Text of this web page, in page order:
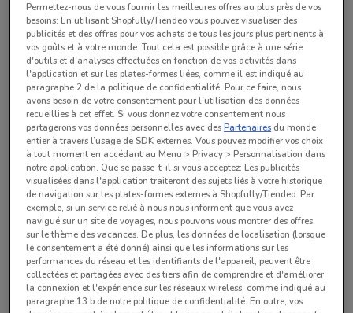
Aucun catalogue disponible pour le moment
Magasins L'univers du sommeil dans les environs
Permettez-nous de vous fournir les meilleures offres au plus près de vos
besoins: En utilisant Shopfully/Tiendeo vous pouvez visualiser des
publicités et des offres pour vos achats de tous les jours plus pertinents à
vos goûts et à votre monde. Tout cela est possible grâce à une série
d'outils et d'analyses effectuées en fonction de vos activités dans
l'application et sur les plates-formes liées, comme il est indiqué au
paragraphe 2 de la politique de confidentialité. Pour ce faire, nous
avons besoin de votre consentement pour l'utilisation des données
recueillies à cet effet. Si vous donnez votre consentement nous
partagerons vos données personnelles avec desPartenaires du monde
entier à travers l’usage de SDK externes. Vous pouvez modifier vos choix
à tout moment en accédant au Menu > Privacy > Personnalisation dans
notre application. Que se passe-t-il si vous acceptez: Les publicités
visualisées dans l'application traiteront des sujets liés à votre historique
de navigation sur les plates-formes externes à Shopfully/Tiendeo. Par
exemple, si un service relié à nous nous informent que vous avez
navigué sur un site de voyages, nous pouvons vous montrer des offres
sur le thème des vacances. De plus, les données de localisation (lorsque
le consentement a été donné) ainsi que les informations sur les
performances du réseau et les identifiants de l'appareil, peuvent être
collectées et partagées avec des tiers afin de comprendre et d'améliorer
la connexion et l'expérience sur les réseaux wireless, comme indiqué au
paragraphe 13.b de notre politique de confidentialité. En outre, vos